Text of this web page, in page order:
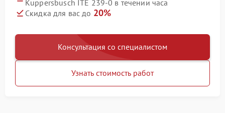
Kuppersbusch ITE 239-0 в течении часа
Скидка для вас до 20%
Консультация со специалистом
Узнать стоимость работ